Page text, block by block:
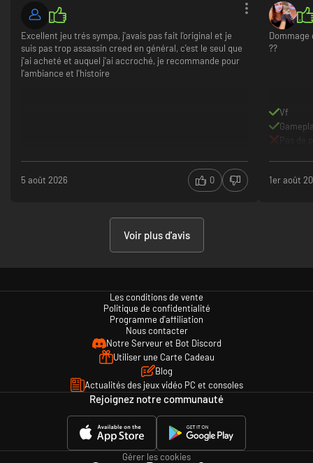
énorme
le boulot
quelques
fluidité
que notre
les
Excellent jeu trés sympa, j'avais pas fait l'original et je
suis pas trop assassin creed en général, c'est le seul que
j'ai acheté et auquel j'ai accroché, je recommande pour
l'ambiance et l'histoire
5 août 2026 0
Dommage
??
Vf
1er août
Voir plus d'avis
Les conditions de vente
Politique de confidentialité
Programme d'affiliation
Nous contacter
Notre Serveur et Bot Discord
Utiliser une Carte Cadeau
Blog
Actualités des jeux vidéo PC et consoles
Rejoignez notre communauté
Gérer les cookies